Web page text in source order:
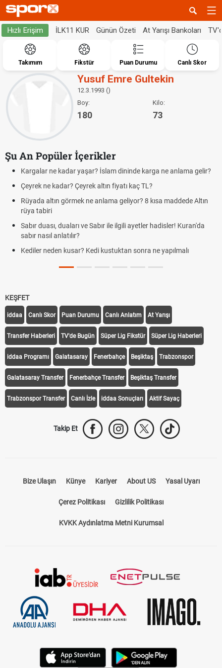
Hızlı Erişim İLK11 KUR Günün Özeti At Yarışı Bankoları
Takımım Fikstür Puan Durumu Canlı Skor
Yusuf Emre Gultekin
12.3.1993 ()
Boy:
180
Kilo:
73
Şu An Popüler İçerikler
Kargalar ne kadar yaşar? İslam dininde karga ne anlama gelir?
Çeyrek ne kadar? Çeyrek altın fiyatı kaç TL?
Rüyada altın görmek ne anlama geliyor? 8 kısa maddede Altın
rüya tabiri
Sabır duası, duaları ve Sabır ile ilgili ayetler hadisler! Kuran'da
sabır nasıl anlatılır?
Kediler neden kusar? Kedi kustuktan sonra ne yapılmalı
KEŞFET
iddaa Canlı Skor Puan Durumu Canlı Anlatım At Yarışı
Transfer Haberleri TV'de Bugün Süper Lig Fikstür Süper Lig Haberleri
iddaa Programı Galatasaray Fenerbahçe Beşiktaş Trabzonspor
Galatasaray Transfer Fenerbahçe Transfer Beşiktaş Transfer
Trabzonspor Transfer Canlı İzle iddaa Sonuçları Aktif Sayaç
Takip Et
Bize Ulaşın Künye Kariyer About US Yasal Uyarı
Çerez Politikası Gizlilik Politikası
KVKK Aydınlatma Metni Kurumsal